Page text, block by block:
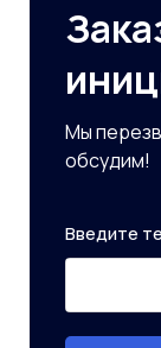
Мы
обсудим!
Введите